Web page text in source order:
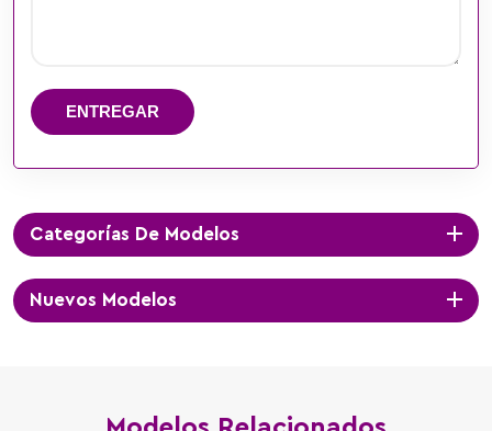
ENTREGAR
Categorías De Modelos
Nuevos Modelos